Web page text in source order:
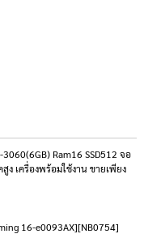
Ram16 SSD512 จอ
ง เครื่องพร้อมใช้งาน ขายเพียง
16-e0093AX][NB0754]